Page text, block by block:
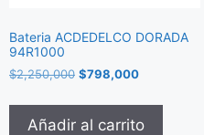
Bateria ACDEDELCO DORADA
94R1000
$2,250,000 $798,000
Añadir al carrito